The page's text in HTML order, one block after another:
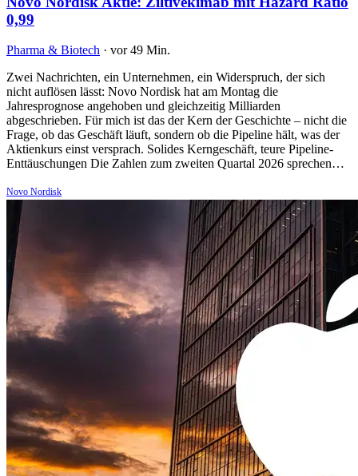
0,99
Pharma & Biotech · vor 49 Min.
Zwei Nachrichten, ein Unternehmen, ein Widerspruch, der sich
nicht auflösen lässt: Novo Nordisk hat am Montag die
Jahresprognose angehoben und gleichzeitig Milliarden
abgeschrieben. Für mich ist das der Kern der Geschichte – nicht die
Frage, ob das Geschäft läuft, sondern ob die Pipeline hält, was der
Aktienkurs einst versprach. Solides Kerngeschäft, teure Pipeline-
Enttäuschungen Die Zahlen zum zweiten Quartal 2026 sprechen…
Novo Nordisk